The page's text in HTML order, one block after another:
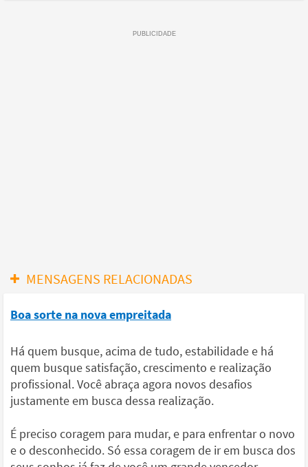
MENSAGENS RELACIONADAS
Boa sorte na nova empreitada
Há quem busque, acima de tudo, estabilidade e há
quem busque satisfação, crescimento e realização
profissional. Você abraça agora novos desafios
justamente em busca dessa realização.
É preciso coragem para mudar, e para enfrentar o novo
e o desconhecido. Só essa coragem de ir em busca dos